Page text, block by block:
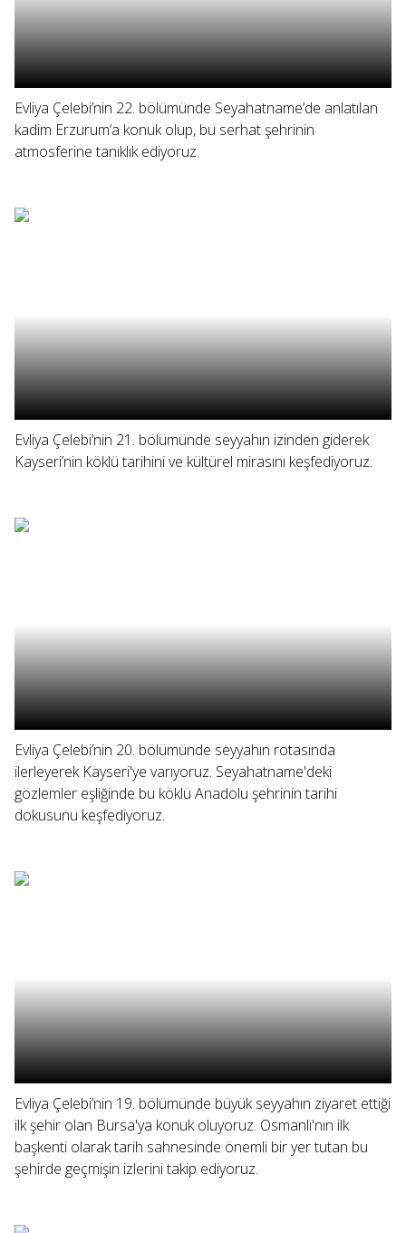
Evliya Çelebi’nin 22. bölümünde Seyahatname’de anlatılan
kadim Erzurum’a konuk olup, bu serhat şehrinin
atmosferine tanıklık ediyoruz.
Evliya Çelebi’nin 21. bölümünde seyyahın izinden giderek
Kayseri’nin köklü tarihini ve kültürel mirasını keşfediyoruz.
Evliya Çelebi’nin 20. bölümünde seyyahın rotasında
ilerleyerek Kayseri'ye varıyoruz. Seyahatname'deki
gözlemler eşliğinde bu köklü Anadolu şehrinin tarihi
dokusunu keşfediyoruz.
Evliya Çelebi’nin 19. bölümünde büyük seyyahın ziyaret ettiği
ilk şehir olan Bursa'ya konuk oluyoruz. Osmanlı'nın ilk
başkenti olarak tarih sahnesinde önemli bir yer tutan bu
şehirde geçmişin izlerini takip ediyoruz.